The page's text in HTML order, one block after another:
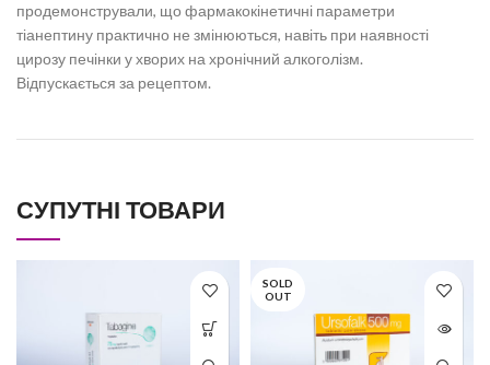
продемонстрували, що фармакокінетичні параметри
тіанептину практично не змінюються, навіть при наявності
цирозу печінки у хворих на хронічний алкоголізм.
Відпускається за рецептом.
СУПУТНІ ТОВАРИ
SOLD
OUT